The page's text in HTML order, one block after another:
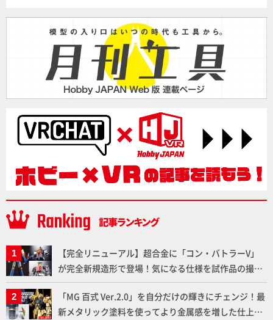
【完全リニューアル】超合金に「コン・バトラーV」
が完全新規造形で登場！気になる仕様を試作品の撮り
下ろしでご紹介!!さらに「大鉄人17」＆「ワンエイ
ト」セット情報もお届け！【超合金の魂】
「MG 百式 Ver.2.0」を自分だけの輝きにチェンジ！最
新メタリック塗料を使ってより金属感を増した仕上が